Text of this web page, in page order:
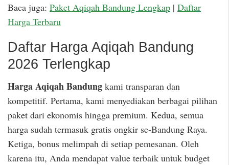
Baca juga: Paket Aqiqah Bandung Lengkap | Daftar
Harga Terbaru
Daftar Harga Aqiqah Bandung
2026 Terlengkap
Harga Aqiqah Bandung kami transparan dan
kompetitif. Pertama, kami menyediakan berbagai pilihan
paket dari ekonomis hingga premium. Kedua, semua
harga sudah termasuk gratis ongkir se-Bandung Raya.
Ketiga, bonus melimpah di setiap pemesanan. Oleh
karena itu, Anda mendapat value terbaik untuk budget